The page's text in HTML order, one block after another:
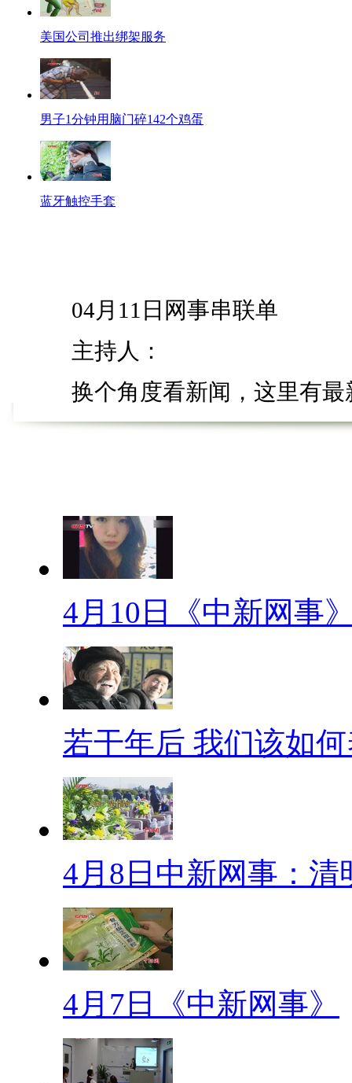
美国公司推出绑架服务
男子1分钟用脑门碎142个鸡蛋
蓝牙触控手套
04月11日网事串联单
主持人：
换个角度看新闻，这里有最
收看《中新网事》，我是赵洁
近日，一张明信片火了。一
复：“你若想真心追我，就在清
觉很励志，许多人表示：“要
幸福官司
郑州九旬老太认为养女孝顺
拒。近日,老人因担心自己的亲
院，请求判由养女继承她的房
下，了却了老人的心愿，这真
波浪路
半年多以来，在昆明的二环
浪路”，最严重处路面与隆起高
慎从车上摔下。而昆明市交通
穷忙族
穷忙族原指薪水不多整日奔
4月10日《中新网事
若干年后 我们该如
4月8日中新网事：
4月7日《中新网事》